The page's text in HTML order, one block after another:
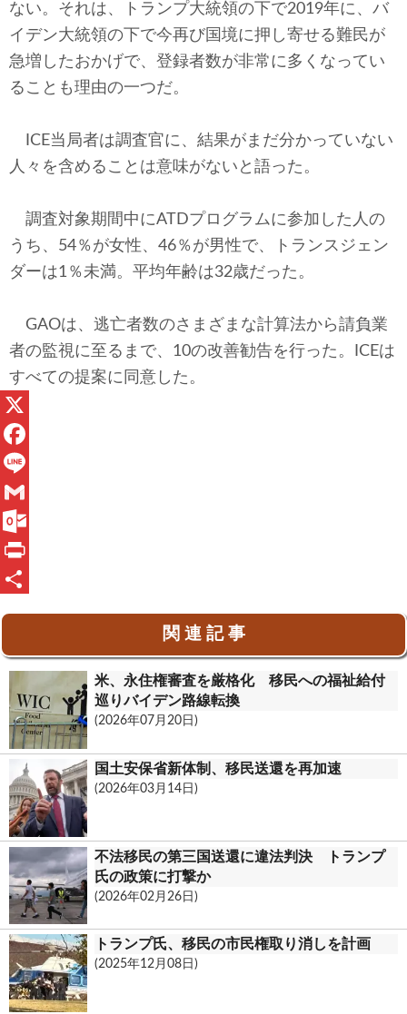
ない。それは、トランプ大統領の下で2019年に、バ
イデン大統領の下で今再び国境に押し寄せる難民が
急増したおかげで、登録者数が非常に多くなってい
ることも理由の一つだ。
ICE当局者は調査官に、結果がまだ分かっていない
人々を含めることは意味がないと語った。
調査対象期間中にATDプログラムに参加した人の
うち、54％が女性、46％が男性で、トランスジェン
ダーは1％未満。平均年齢は32歳だった。
GAOは、逃亡者数のさまざまな計算法から請負業
者の監視に至るまで、10の改善勧告を行った。ICEは
すべての提案に同意した。
X
F
a
c
e
b
L
n
e
G
m
a
O
u
.
m
P
関 連 記 事
米、永住権審査を厳格化 移民への福祉給付
巡りバイデン路線転換
(2026年07月20日)
国土安保省新体制、移民送還を再加速
(2026年03月14日)
不法移民の第三国送還に違法判決 トランプ
氏の政策に打撃か
(2026年02月26日)
トランプ氏、移民の市民権取り消しを計画
(2025年12月08日)